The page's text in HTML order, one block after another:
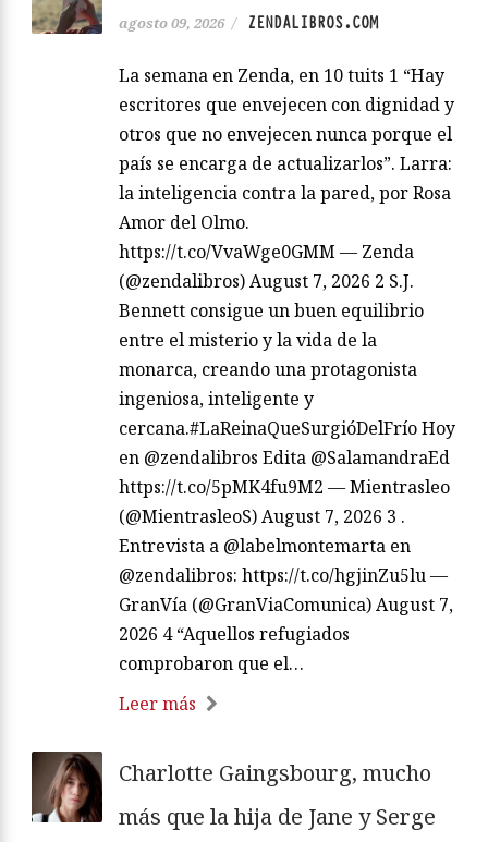
agosto 09, 2026 / ZENDALIBROS.COM
La semana en Zenda, en 10 tuits 1 “Hay
escritores que envejecen con dignidad y
otros que no envejecen nunca porque el
país se encarga de actualizarlos”. Larra:
la inteligencia contra la pared, por Rosa
Amor del Olmo.
https://t.co/VvaWge0GMM — Zenda
(@zendalibros) August 7, 2026 2 S.J.
Bennett consigue un buen equilibrio
entre el misterio y la vida de la
monarca, creando una protagonista
ingeniosa, inteligente y
cercana.#LaReinaQueSurgióDelFrío Hoy
en @zendalibros Edita @SalamandraEd
https://t.co/5pMK4fu9M2 — Mientrasleo
(@MientrasleoS) August 7, 2026 3 .
Entrevista a @labelmontemarta en
@zendalibros: https://t.co/hgjinZu5lu —
GranVía (@GranViaComunica) August 7,
2026 4 “Aquellos refugiados
comprobaron que el…
Leer más
Charlotte Gaingsbourg, mucho
más que la hija de Jane y Serge